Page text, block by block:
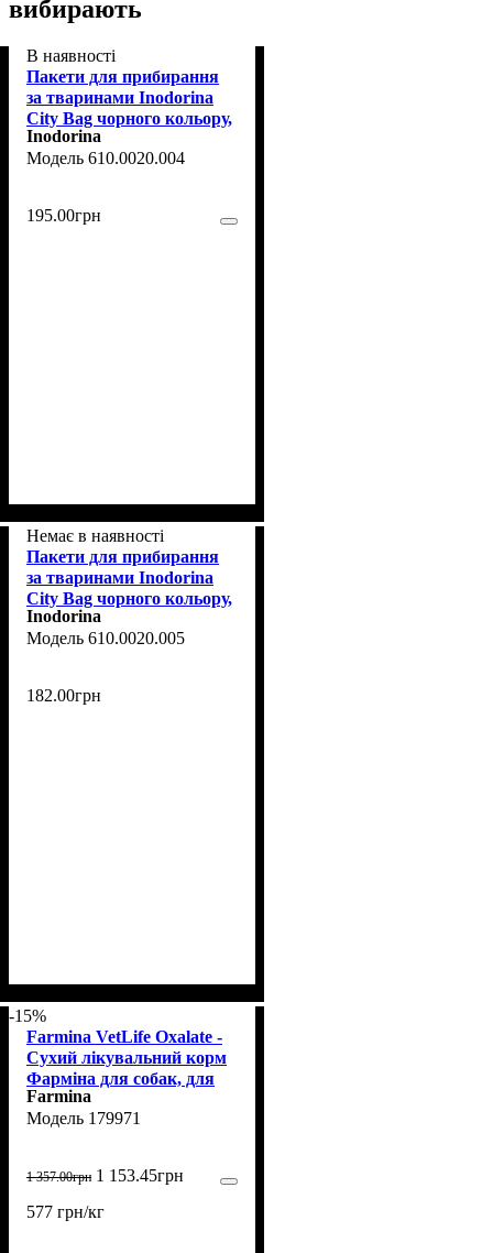
вибирають
В наявності
Пакети для прибирання
за тваринами Inodorina
City Bag чорного кольору,
6 шт
Inodorina
610.0020.004
195.00грн
Немає в наявності
Пакети для прибирання
за тваринами Inodorina
City Bag чорного кольору,
8 шт
Inodorina
610.0020.005
182.00грн
-15%
Farmina VetLife Oxalate -
Сухий лікувальний корм
Фарміна для собак, для
скорочення утворення
оксалатних, уратних і
Farmina
179971
1 357.00грн 1 153.45грн
577 грн/кг